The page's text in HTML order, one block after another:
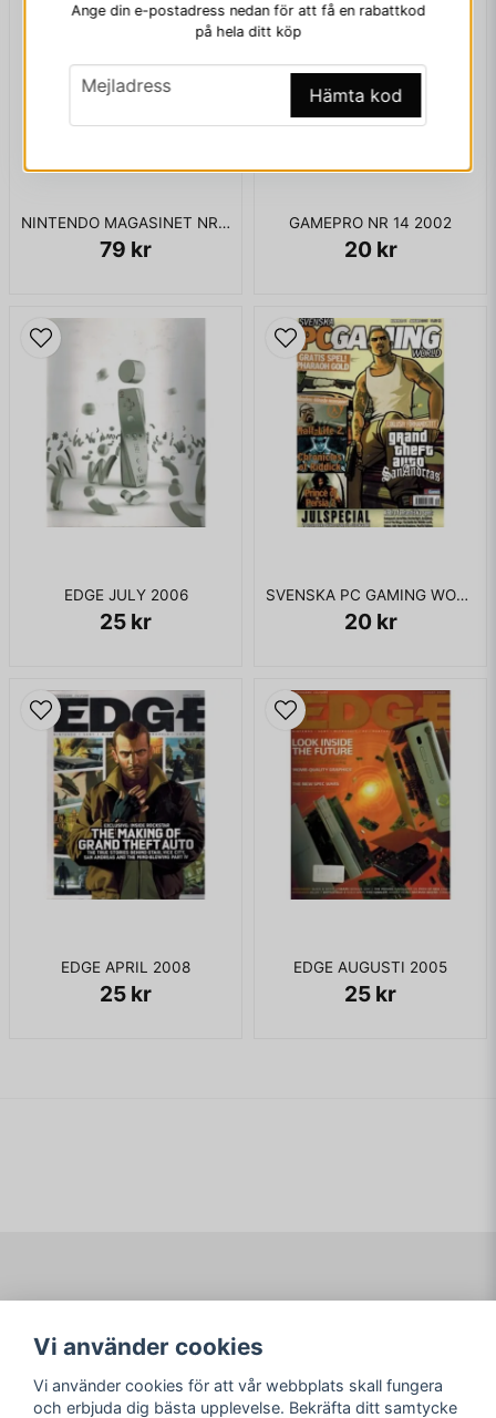
NINTENDO MAGASINET NR 9 1991 MED POWERPLAYER
79 kr
GAMEPRO NR 14 2002
20 kr
EDGE JULY 2006
25 kr
SVENSKA PC GAMING WORLD NR 01 JAN 2005
20 kr
EDGE APRIL 2008
25 kr
EDGE AUGUSTI 2005
25 kr
Ja, ni får publicera min fråga
Ange din e-postadress nedan för att få en rabattkod
på hela ditt köp
email
Mejladress Hämta kod
Köpvillkor
Logga in
Glömt lösenord?
Vi använder cookies
Vi använder cookies för att vår webbplats skall fungera
och erbjuda dig bästa upplevelse. Bekräfta ditt samtycke